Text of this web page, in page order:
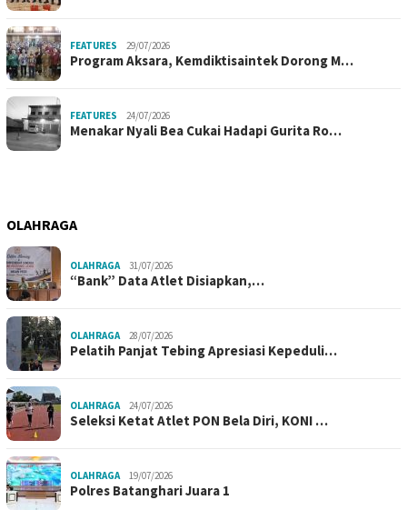
FEATURES 29/07/2026
Program Aksara, Kemdiktisaintek Dorong M…
FEATURES 24/07/2026
Menakar Nyali Bea Cukai Hadapi Gurita Ro…
OLAHRAGA
OLAHRAGA 31/07/2026
“Bank” Data Atlet Disiapkan,…
OLAHRAGA 28/07/2026
Pelatih Panjat Tebing Apresiasi Kepeduli…
OLAHRAGA 24/07/2026
Seleksi Ketat Atlet PON Bela Diri, KONI …
OLAHRAGA 19/07/2026
Polres Batanghari Juara 1